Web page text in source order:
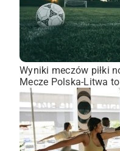
Wyniki meczów piłki
Mecze Polska-Litwa